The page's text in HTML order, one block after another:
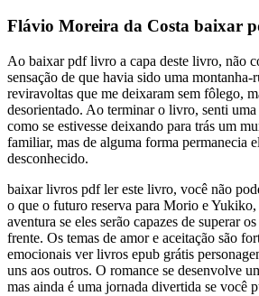
Flávio Moreira da Costa baixar
Ao baixar pdf livro a capa deste livro, não
sensação de que havia sido uma montanha-
reviravoltas que me deixaram sem fôlego,
desorientado. Ao terminar o livro, senti uma
como se estivesse deixando para trás um
familiar, mas de alguma forma permanecia
desconhecido.
baixar livros pdf ler este livro, você não
o que o futuro reserva para Morio e
aventura se eles serão capazes de superar
frente. Os temas de amor e aceitação são
emocionais ver livros epub grátis
uns aos outros. O romance se desenvolve
mas ainda é uma jornada divertida se você